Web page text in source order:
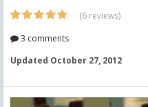
(6 reviews)
3 comments
Updated October 27, 2012